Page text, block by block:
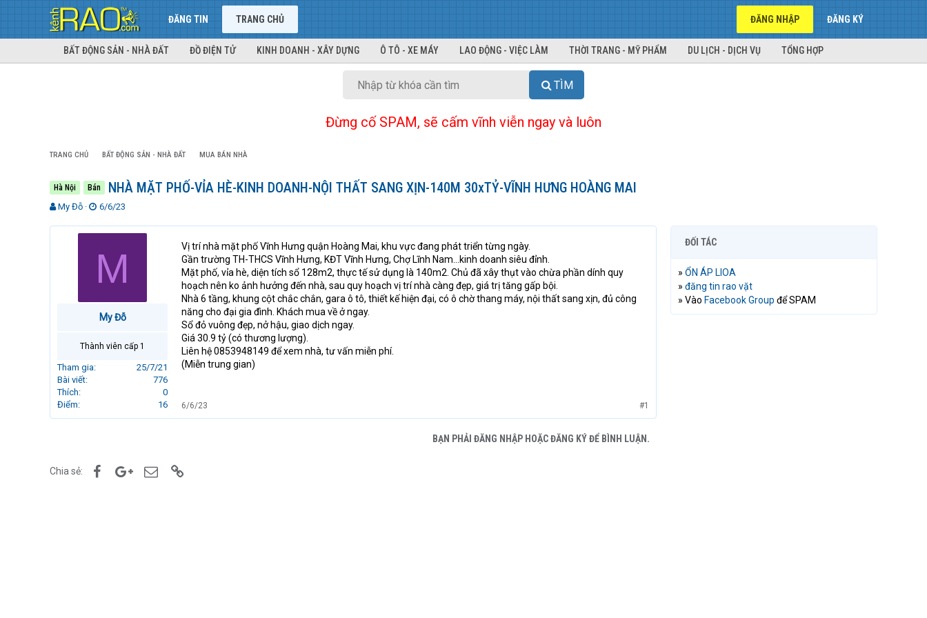
ĐĂNG TIN TRANG CHỦ ĐĂNG NHẬP ĐĂNG KÝ
BẤT ĐỘNG SẢN - NHÀ ĐẤT ĐỒ ĐIỆN TỬ KINH DOANH - XÂY DỰNG Ô TÔ - XE MÁY LAO ĐỘNG - VIỆC LÀM THỜI TRANG - MỸ PHẨM DU LỊCH - DỊCH VỤ TỔNG HỢP
TÌM
Đừng cố SPAM, sẽ cấm vĩnh viễn ngay và luôn
TRANG CHỦ BẤT ĐỘNG SẢN - NHÀ ĐẤT MUA BÁN NHÀ
Hà Nội Bán NHÀ MẶT PHỐ-VỈA HÈ-KINH DOANH-NỘI THẤT SANG XỊN-140M 30xTỶ-VĨNH HƯNG HOÀNG MAI
T
My Đỗ
N
à
g
i
6/6/23
M
My Đỗ
Thành viên cấp 1
Tham gia
25/7/21
Bài viết
776
Thích
0
Điểm
16
Vị trí nhà mặt phố Vĩnh Hưng quận Hoàng Mai, khu vực đang phát triển từng ngày.
Gần trường TH-THCS Vĩnh Hưng, KĐT Vĩnh Hưng, Chợ Lĩnh Nam...kinh doanh siêu đỉnh.
Mặt phố, vỉa hè, diện tích sổ 128m2, thực tế sử dụng là 140m2. Chủ đã xây thụt vào chừa phần dính quy
hoạch nên ko ảnh hưởng đến nhà, sau quy hoạch vị trí nhà càng đẹp, giá trị tăng gấp bội.
Nhà 6 tầng, khung cột chắc chắn, gara ô tô, thiết kế hiện đại, có ô chờ thang máy, nội thất sang xịn, đủ công
năng cho đại gia đình. Khách mua về ở ngay.
Sổ đỏ vuông đẹp, nở hậu, giao dịch ngay.
Giá 30.9 tỷ (có thương lượng).
Liên hệ 0853948149 để xem nhà, tư vấn miễn phí.
(Miễn trung gian)
6/6/23 #1
BẠN PHẢI ĐĂNG NHẬP HOẶC ĐĂNG KÝ ĐỂ BÌNH LUẬN.
Chia sẻ: FacebookGoogle+Email
ĐỐI TÁC
» ỔN ÁP LIOA
» đăng tin rao vặt
» Vào Facebook Group để SPAM